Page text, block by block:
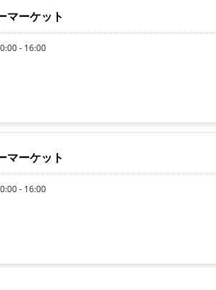
マーケット
- 16:00
マーケット
- 16:00